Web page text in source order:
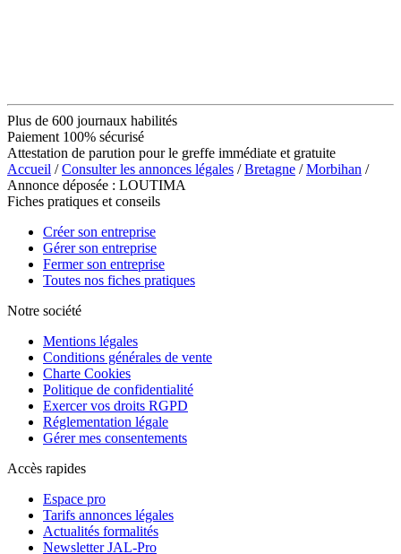
Plus de 600 journaux habilités
Paiement 100% sécurisé
Attestation de parution pour le greffe immédiate et gratuite
Accueil /Consulter les annonces légales /Bretagne /Morbihan /
Annonce déposée : LOUTIMA
Fiches pratiques et conseils
Créer son entreprise
Gérer son entreprise
Fermer son entreprise
Toutes nos fiches pratiques
Notre société
Mentions légales
Conditions générales de vente
Charte Cookies
Politique de confidentialité
Exercer vos droits RGPD
Réglementation légale
Gérer mes consentements
Accès rapides
Espace pro
Tarifs annonces légales
Actualités formalités
Newsletter JAL-Pro